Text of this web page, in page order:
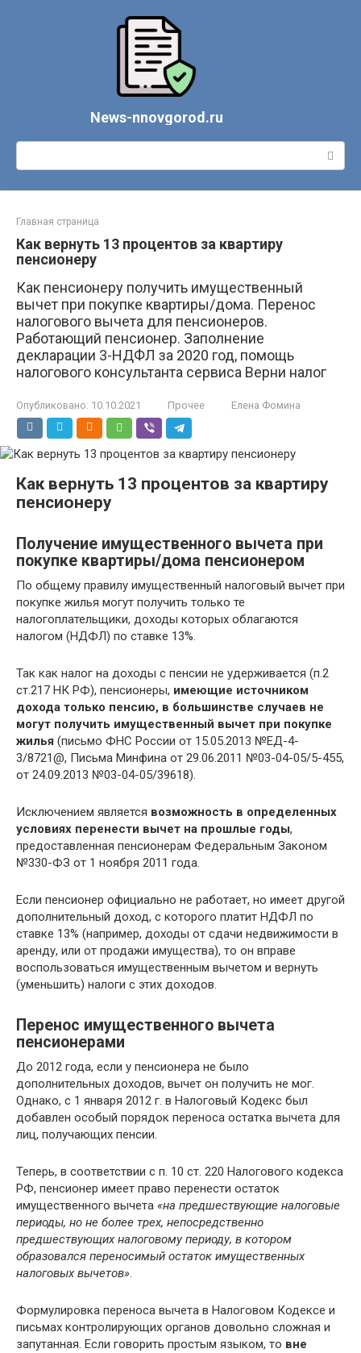
News-nnovgorod.ru
Поиск:
Главная страница
Как вернуть 13 процентов за квартиру
пенсионеру
Как пенсионеру получить имущественный
вычет при покупке квартиры/дома. Перенос
налогового вычета для пенсионеров.
Работающий пенсионер. Заполнение
декларации 3-НДФЛ за 2020 год, помощь
налогового консультанта сервиса Верни налог
Опубликовано: 10.10.2021 Прочее Елена Фомина
Как вернуть 13 процентов за квартиру
пенсионеру
Получение имущественного вычета при
покупке квартиры/дома пенсионером
По общему правилу имущественный налоговый вычет при
покупке жилья могут получить только те
налогоплательщики, доходы которых облагаются
налогом (НДФЛ) по ставке 13%.
Так как налог на доходы с пенсии не удерживается (п.2
ст.217 НК РФ), пенсионеры, имеющие источником
дохода только пенсию, в большинстве случаев не
могут получить имущественный вычет при покупке
жилья (письмо ФНС России от 15.05.2013 №ЕД-4-
3/8721@, Письма Минфина от 29.06.2011 №03-04-05/5-455,
от 24.09.2013 №03-04-05/39618).
Исключением является возможность в определенных
условиях перенести вычет на прошлые годы,
предоставленная пенсионерам Федеральным Законом
№330-ФЗ от 1 ноября 2011 года.
Если пенсионер официально не работает, но имеет другой
дополнительный доход, с которого платит НДФЛ по
ставке 13% (например, доходы от сдачи недвижимости в
аренду, или от продажи имущества), то он вправе
воспользоваться имущественным вычетом и вернуть
(уменьшить) налоги с этих доходов.
Перенос имущественного вычета
пенсионерами
До 2012 года, если у пенсионера не было
дополнительных доходов, вычет он получить не мог.
Однако, с 1 января 2012 г. в Налоговый Кодекс был
добавлен особый порядок переноса остатка вычета для
лиц, получающих пенсии.
Теперь, в соответствии с п. 10 ст. 220 Налогового кодекса
РФ, пенсионер имеет право перенести остаток
имущественного вычета «на предшествующие налоговые
периоды, но не более трех, непосредственно
предшествующих налоговому периоду, в котором
образовался переносимый остаток имущественных
налоговых вычетов».
Формулировка переноса вычета в Налоговом Кодексе и
письмах контролирующих органов довольно сложная и
запутанная. Если говорить простым языком, то вне